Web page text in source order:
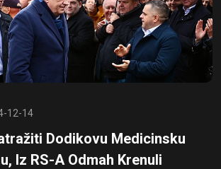
12-14
Dodikovu Medicinsku
Iz RS-A Odmah Krenuli